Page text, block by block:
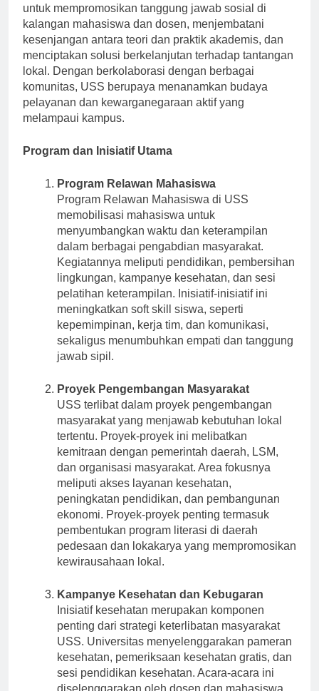
untuk mempromosikan tanggung jawab sosial di
kalangan mahasiswa dan dosen, menjembatani
kesenjangan antara teori dan praktik akademis, dan
menciptakan solusi berkelanjutan terhadap tantangan
lokal. Dengan berkolaborasi dengan berbagai
komunitas, USS berupaya menanamkan budaya
pelayanan dan kewarganegaraan aktif yang
melampaui kampus.
Program dan Inisiatif Utama
Program Relawan Mahasiswa
Program Relawan Mahasiswa di USS
memobilisasi mahasiswa untuk
menyumbangkan waktu dan keterampilan
dalam berbagai pengabdian masyarakat.
Kegiatannya meliputi pendidikan, pembersihan
lingkungan, kampanye kesehatan, dan sesi
pelatihan keterampilan. Inisiatif-inisiatif ini
meningkatkan soft skill siswa, seperti
kepemimpinan, kerja tim, dan komunikasi,
sekaligus menumbuhkan empati dan tanggung
jawab sipil.
Proyek Pengembangan Masyarakat
USS terlibat dalam proyek pengembangan
masyarakat yang menjawab kebutuhan lokal
tertentu. Proyek-proyek ini melibatkan
kemitraan dengan pemerintah daerah, LSM,
dan organisasi masyarakat. Area fokusnya
meliputi akses layanan kesehatan,
peningkatan pendidikan, dan pembangunan
ekonomi. Proyek-proyek penting termasuk
pembentukan program literasi di daerah
pedesaan dan lokakarya yang mempromosikan
kewirausahaan lokal.
Kampanye Kesehatan dan Kebugaran
Inisiatif kesehatan merupakan komponen
penting dari strategi keterlibatan masyarakat
USS. Universitas menyelenggarakan pameran
kesehatan, pemeriksaan kesehatan gratis, dan
sesi pendidikan kesehatan. Acara-acara ini